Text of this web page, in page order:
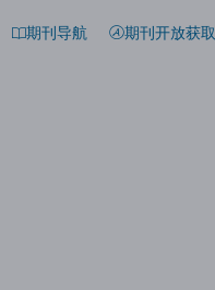
期刊导航 期刊开放获取